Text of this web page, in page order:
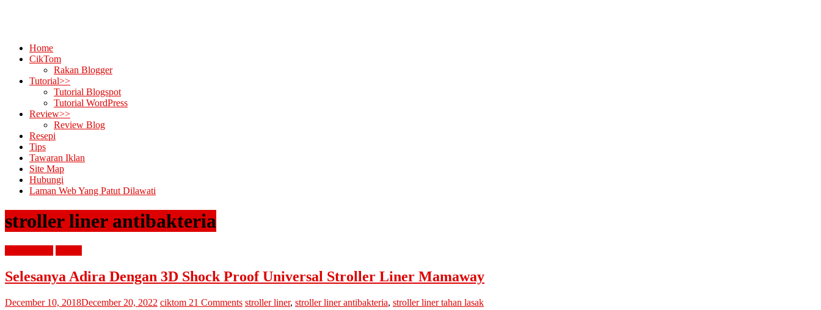
Home
CikTom
Rakan Blogger
Tutorial>>
Tutorial Blogspot
Tutorial WordPress
Review>>
Review Blog
Resepi
Tips
Tawaran Iklan
Site Map
Hubungi
Laman Web Yang Patut Dilawati
stroller liner antibakteria
Selesanya Adira Dengan 3D Shock Proof Universal Stroller Liner Mamaway
December 10, 2018December 20, 2022 ciktom 21 Comments stroller liner, stroller liner antibakteria, stroller liner tahan lasak